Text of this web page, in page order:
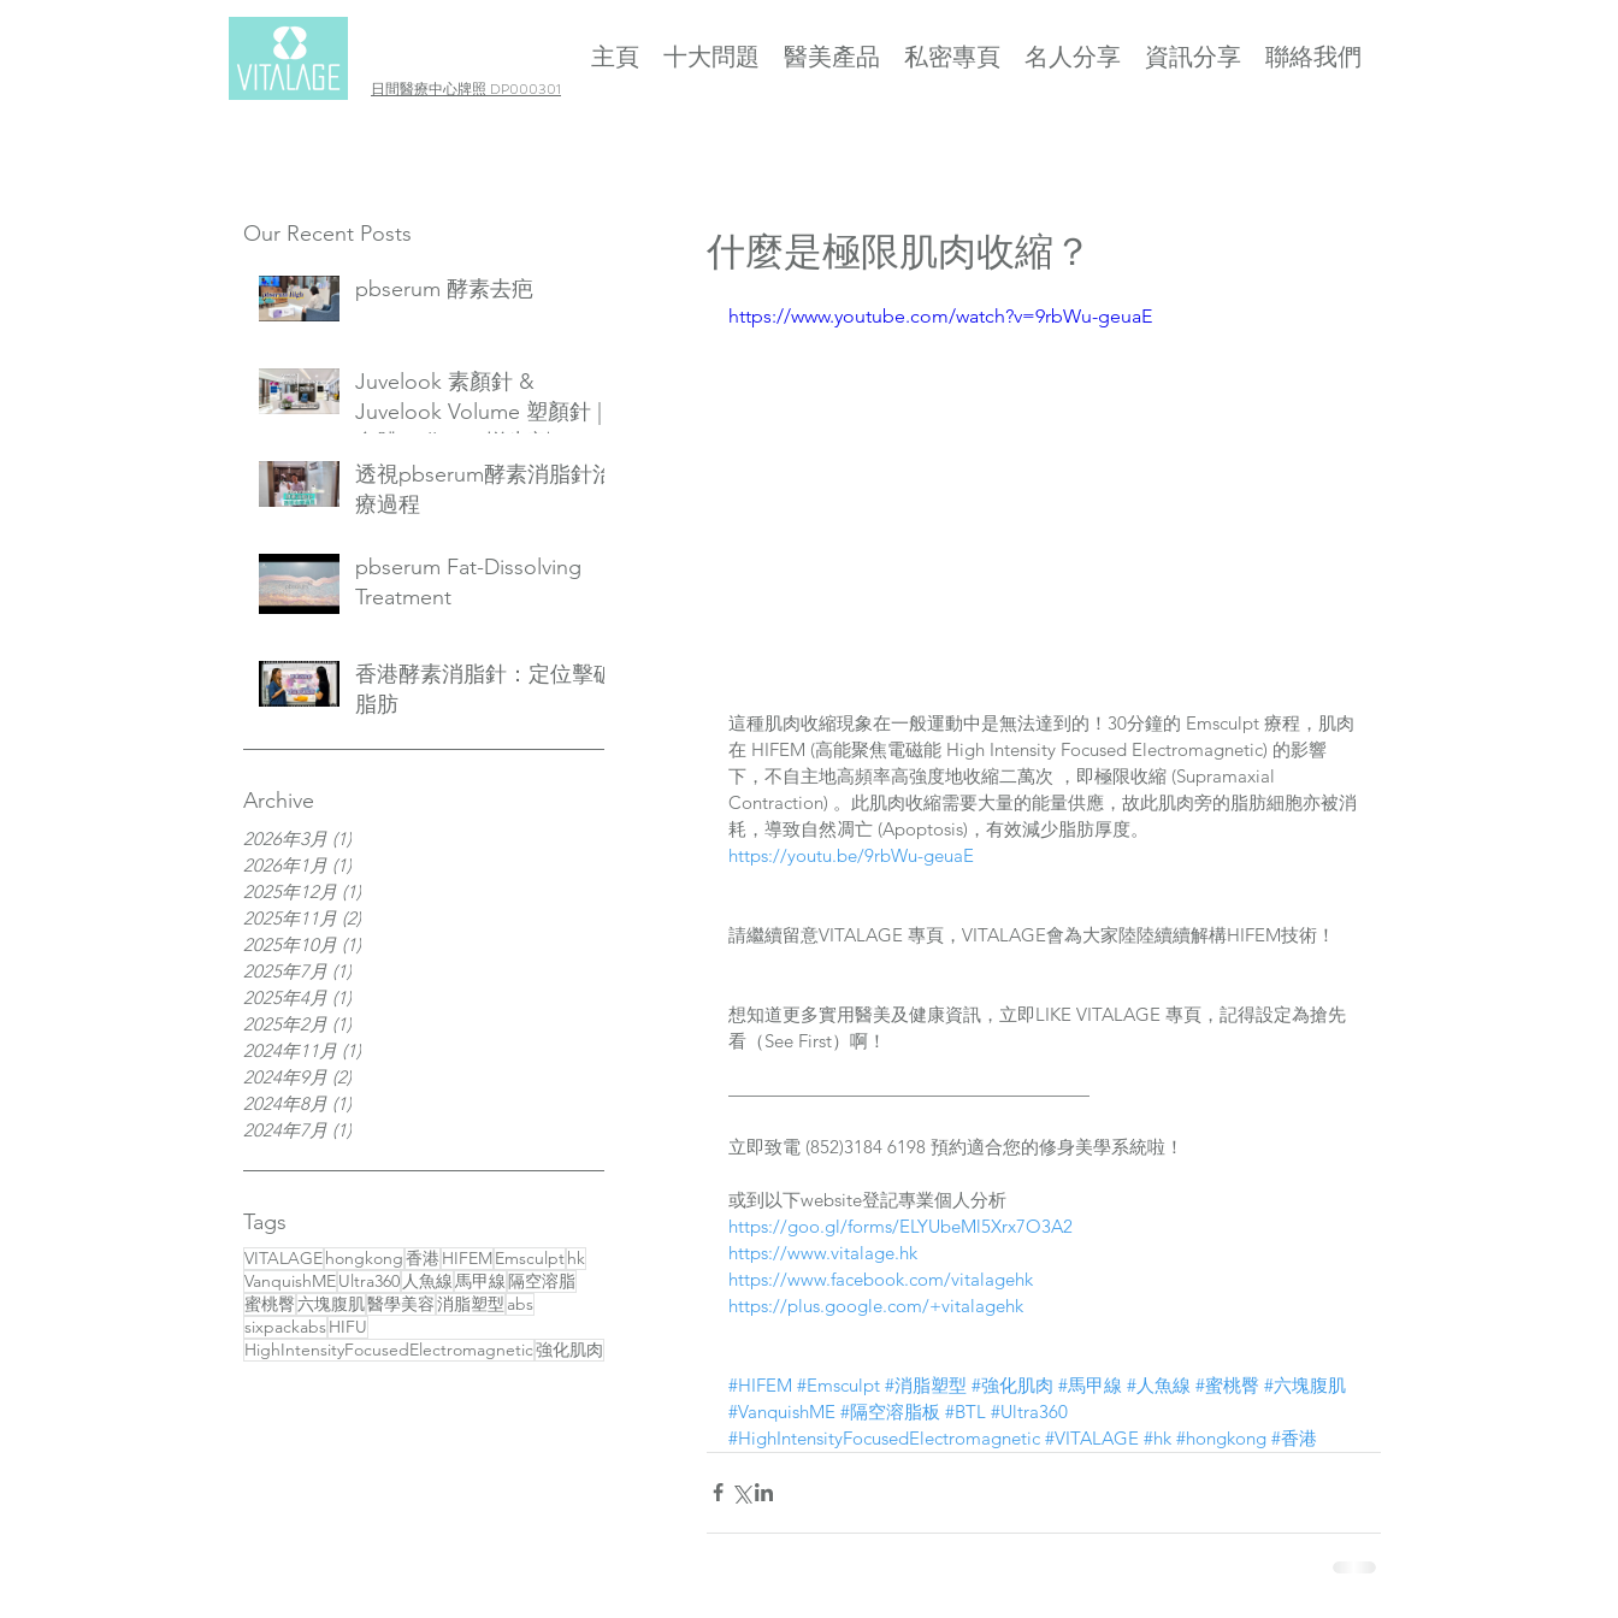
主頁 十大問題 醫美產品 私密專頁 名人分享 資訊分享 聯絡我們
日間醫療中心牌照 DP000301
Our Recent Posts
pbserum 酵素去疤
Juvelook 素顏針 &
Juvelook Volume 塑顏針 |
自體Collagen增生劑
透視pbserum酵素消脂針治
療過程
pbserum Fat-Dissolving
Treatment
香港酵素消脂針：定位擊破
脂肪
Archive
2026年3月 (1)
2026年1月 (1)
2025年12月 (1)
2025年11月 (2)
2025年10月 (1)
2025年7月 (1)
2025年4月 (1)
2025年2月 (1)
2024年11月 (1)
2024年9月 (2)
2024年8月 (1)
2024年7月 (1)
Tags
VITALAGEhongkong香港 HIFEMEmsculpthk
VanquishMEUltra360 人魚線馬甲線隔空溶脂
蜜桃臀六塊腹肌醫學美容消脂塑型 abs
sixpackabsHIFU
HighIntensityFocusedElectromagnetic強化肌肉
什麼是極限肌肉收縮？
https://www.youtube.com/watch?v=9rbWu-geuaE
這種肌肉收縮現象在一般運動中是無法達到的！30分鐘的 Emsculpt 療程，肌肉
在 HIFEM (高能聚焦電磁能 High Intensity Focused Electromagnetic) 的影響
下，不自主地高頻率高強度地收縮二萬次 ，即極限收縮 (Supramaxial
Contraction) 。此肌肉收縮需要大量的能量供應，故此肌肉旁的脂肪細胞亦被消
耗，導致自然凋亡 (Apoptosis)，有效減少脂肪厚度。
https://youtu.be/9rbWu-geuaE
請繼續留意VITALAGE 專頁，VITALAGE會為大家陸陸續續解構HIFEM技術！
想知道更多實用醫美及健康資訊，立即LIKE VITALAGE 專頁，記得設定為搶先
看（See First）啊！
————————————————————
立即致電 (852)3184 6198 預約適合您的修身美學系統啦！
或到以下website登記專業個人分析
https://goo.gl/forms/ELYUbeMl5Xrx7O3A2
https://www.vitalage.hk
https://www.facebook.com/vitalagehk
https://plus.google.com/+vitalagehk
#HIFEM #Emsculpt #消脂塑型 #強化肌肉 #馬甲線 #人魚線 #蜜桃臀 #六塊腹肌
#VanquishME #隔空溶脂板 #BTL #Ultra360
#HighIntensityFocusedElectromagnetic #VITALAGE #hk #hongkong #香港